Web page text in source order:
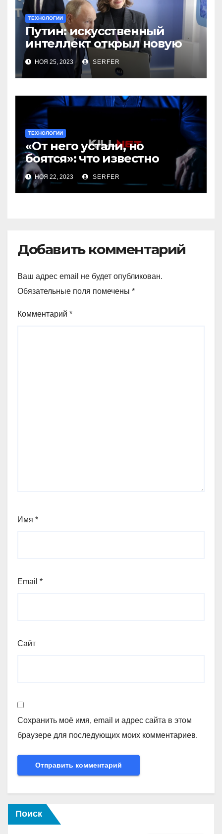
ТЕХНОЛОГИИ
Путин: искусственный
интеллект открыл новую
главу в истории
человечества
НОЯ 25, 2023 SERFER
ТЕХНОЛОГИИ
«От него устали, но
боятся»: что известно
о лидере хакерской
группировки Killnet
НОЯ 22, 2023 SERFER
Добавить комментарий
Ваш адрес email не будет опубликован.
Обязательные поля помечены *
Комментарий *
Имя *
Email *
Сайт
Сохранить моё имя, email и адрес сайта в этом
браузере для последующих моих комментариев.
Поиск